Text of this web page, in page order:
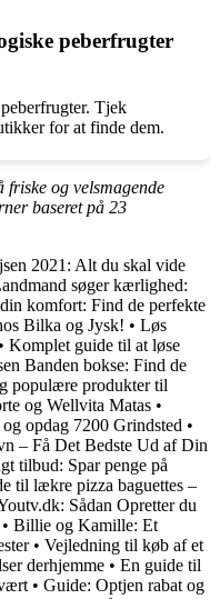
peberfrugter
Tjek
for at finde dem.
og velsmagende
baseret på 23
2021: Alt du skal vide
søger kærlighed:
komfort: Find de perfekte
Bilka og Jysk! • Løs
• Komplet guide til at løse
Banden bokse: Find de
populære produkter til
og Wellvita Matas •
opdag 7200 Grindsted •
– Få Det Bedste Ud af Din
tilbud: Spar penge på
til lækre pizza baguettes –
Sådan Opretter du
• Billie og Kamille: Et
• Vejledning til køb af et
derhjemme • En guide til
• Guide: Optjen rabat og